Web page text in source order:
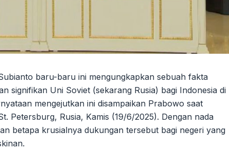
baru-baru ini mengungkapkan sebuah fakta
signifikan Uni Soviet (sekarang Rusia) bagi Indonesia di
mengejutkan ini disampaikan Prabowo saat
Petersburg, Rusia, Kamis (19/6/2025). Dengan nada
betapa krusialnya dukungan tersebut bagi negeri yang